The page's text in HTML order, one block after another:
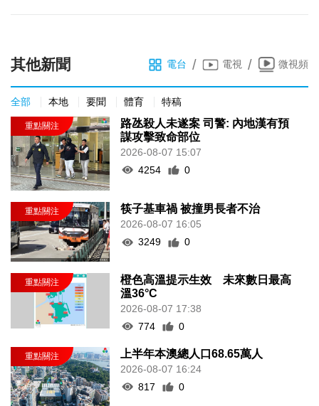
其他新聞 電台 / 電視 / 微視頻
全部 本地 要聞 體育 特稿
路氹殺人未遂案 司警: 內地漢有預
謀攻擊致命部位
2026-08-07 15:07
4254
0
筷子基車禍 被撞男長者不治
2026-08-07 16:05
3249
0
橙色高溫提示生效 未來數日最高
溫36°C
2026-08-07 17:38
774
0
上半年本澳總人口68.65萬人
2026-08-07 16:24
817
0